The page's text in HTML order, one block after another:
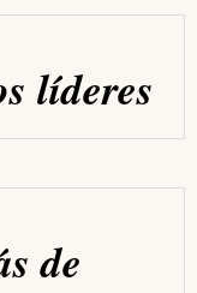
líderes
de